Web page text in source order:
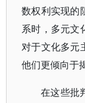
数权利实现的
系时，多元文
对于文化多元
他们更倾向于
在这些批